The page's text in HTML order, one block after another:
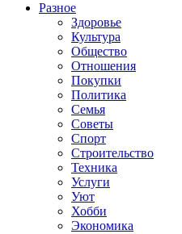
Разное
Здоровье
Культура
Общество
Отношения
Покупки
Политика
Семья
Советы
Спорт
Строительство
Техника
Услуги
Уют
Хобби
Экономика